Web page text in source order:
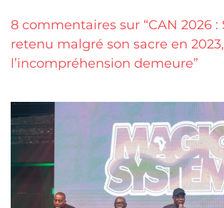
8 commentaires sur “CAN 2026 :
retenu malgré son sacre en 2023,
l’incompréhension demeure”